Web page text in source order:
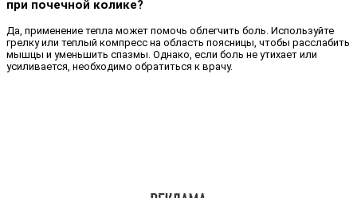
при почечной колике?
Да, применение тепла может помочь облегчить боль. Используйте
грелку или теплый компресс на область поясницы, чтобы расслабить
мышцы и уменьшить спазмы. Однако, если боль не утихает или
усиливается, необходимо обратиться к врачу.